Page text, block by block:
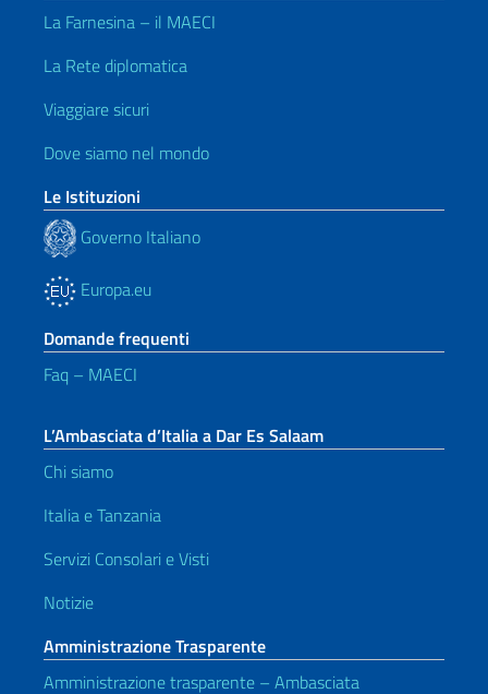
La Farnesina – il MAECI
La Rete diplomatica
Viaggiare sicuri
Dove siamo nel mondo
Le Istituzioni
Governo Italiano
Europa.eu
Domande frequenti
Faq – MAECI
L’Ambasciata d’Italia a Dar Es Salaam
Chi siamo
Italia e Tanzania
Servizi Consolari e Visti
Notizie
Amministrazione Trasparente
Amministrazione trasparente – Ambasciata